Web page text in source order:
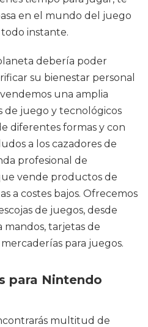
en el mundo del juego
instante.
debería poder
su bienestar personal
una amplia
juego y tecnológicos
diferentes formas y con
a los cazadores de
profesional de
vende productos de
a costes bajos. Ofrecemos
de juegos, desde
mandos, tarjetas de
para juegos.
para Nintendo
multitud de